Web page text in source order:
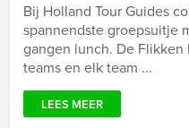
Bij Holland Tour Guides
spannendste groepsuitje
gangen lunch. De
teams en elk team ...
LEES MEER